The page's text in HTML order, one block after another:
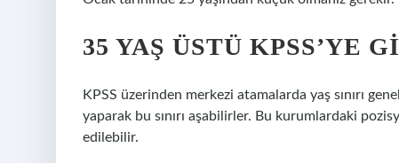
35 YAŞ ÜSTÜ KPSS’YE
KPSS üzerinden merkezi atamalarda yaş sınırı
yaparak bu sınırı aşabilirler. Bu kurumlardaki
edilebilir.